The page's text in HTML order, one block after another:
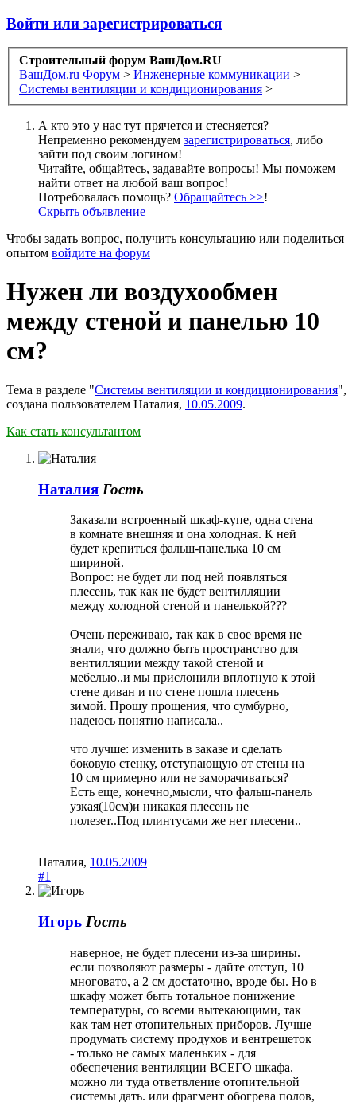
Войти или зарегистрироваться
Строительный форум ВашДом.RU
ВашДом.ru Форум > Инженерные коммуникации >
Системы вентиляции и кондиционирования >
А кто это у нас тут прячется и стесняется?
Непременно рекомендуем зарегистрироваться, либо
зайти под своим логином!
Читайте, общайтесь, задавайте вопросы! Мы поможем
найти ответ на любой ваш вопрос!
Потребовалась помощь? Обращайтесь >>!
Скрыть объявление
Чтобы задать вопрос, получить консультацию или поделиться
опытом войдите на форум
Нужен ли воздухообмен
между стеной и панелью 10
см?
Тема в разделе "Системы вентиляции и кондиционирования",
создана пользователем Наталия, 10.05.2009.
Как стать консультантом
Наталия Гость
Заказали встроенный шкаф-купе, одна стена
в комнате внешняя и она холодная. К ней
будет крепиться фальш-панелька 10 см
шириной.
Вопрос: не будет ли под ней появляться
плесень, так как не будет вентилляции
между холодной стеной и панелькой???
Очень переживаю, так как в свое время не
знали, что должно быть пространство для
вентилляции между такой стеной и
мебелью..и мы прислонили вплотную к этой
стене диван и по стене пошла плесень
зимой. Прошу прощения, что сумбурно,
надеюсь понятно написала..
что лучше: изменить в заказе и сделать
боковую стенку, отступающую от стены на
10 см примерно или не заморачиваться?
Есть еще, конечно,мысли, что фальш-панель
узкая(10см)и никакая плесень не
полезет..Под плинтусами же нет плесени..
Наталия, 10.05.2009
#1
Игорь Гость
наверное, не будет плесени из-за ширины.
если позволяют размеры - дайте отступ, 10
многовато, а 2 см достаточно, вроде бы. Но в
шкафу может быть тотальное понижение
температуры, со всеми вытекающими, так
как там нет отопительных приборов. Лучше
продумать систему продухов и вентрешеток
- только не самых маленьких - для
обеспечения вентиляции ВСЕГО шкафа.
можно ли туда ответвление отопительной
системы дать. или фрагмент обогрева полов,